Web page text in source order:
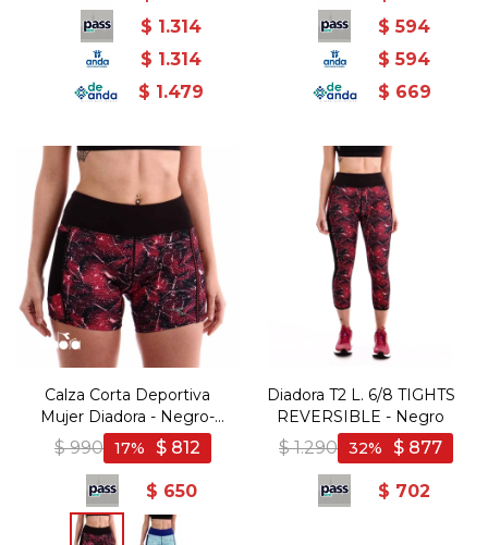
$ 1.314
$ 1.314
$ 1.479
$ 594
$ 594
$ 669
Calza Corta Deportiva
Mujer Diadora - Negro-
Rosado
$ 990 $ 812
17
$ 650
Diadora T2 L. 6/8 TIGHTS
REVERSIBLE - Negro
$ 1.290 $ 877
32
$ 702